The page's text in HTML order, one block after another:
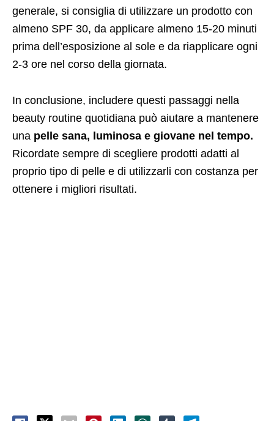
generale, si consiglia di utilizzare un prodotto con
almeno SPF 30, da applicare almeno 15-20 minuti
prima dell’esposizione al sole e da riapplicare ogni
2-3 ore nel corso della giornata.
In conclusione, includere questi passaggi nella
beauty routine quotidiana può aiutare a mantenere
una pelle sana, luminosa e giovane nel tempo.
Ricordate sempre di scegliere prodotti adatti al
proprio tipo di pelle e di utilizzarli con costanza per
ottenere i migliori risultati.